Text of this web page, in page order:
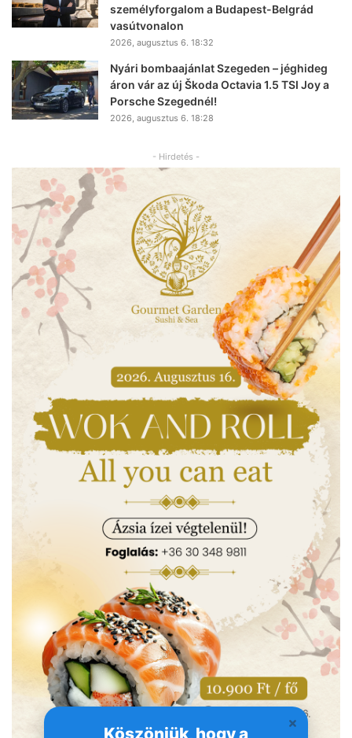
Köszönjük, hogy a
személyforgalom a Budapest-Belgrád
vasútvonalon
2026, augusztus 6. 18:32
Nyári bombaajánlat Szegeden – jéghideg
áron vár az új Škoda Octavia 1.5 TSI Joy a
Porsche Szegednél!
2026, augusztus 6. 18:28
- Hirdetés -